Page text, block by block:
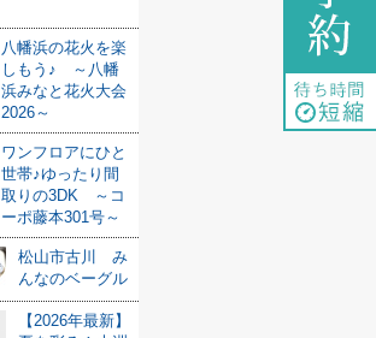
八幡浜の花火を楽
しもう♪ ～八幡
浜みなと花火大会
2026～
ワンフロアにひと
世帯♪ゆったり間
取りの3DK ～コ
ーポ藤本301号～
松山市古川 み
んなのベーグル
【2026年最新】